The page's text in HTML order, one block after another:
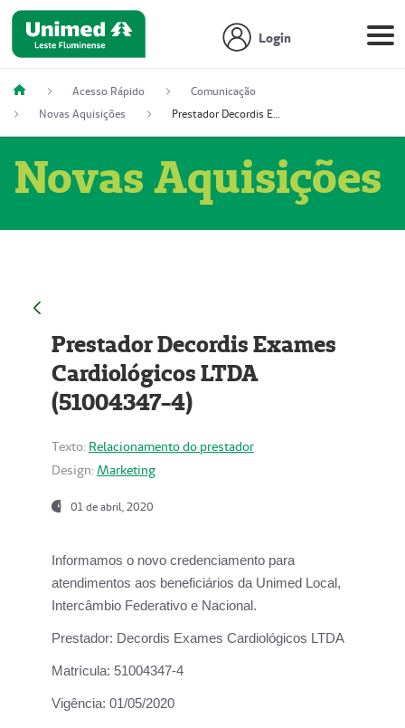
Login
Acesso Rápido
Comunicação
Novas Aquisições
Prestador Decordis Exames Cardiológicos LTDA (51004347-4)
Novas Aquisições
Prestador Decordis Exames
Cardiológicos LTDA
(51004347-4)
Texto: Relacionamento do prestador
Design: Marketing
01 de abril, 2020
Informamos o novo credenciamento para
atendimentos aos beneficiários da Unimed Local,
Intercâmbio Federativo e Nacional.
Prestador: Decordis Exames Cardiológicos LTDA
Matrícula: 51004347-4
Vigência: 01/05/2020